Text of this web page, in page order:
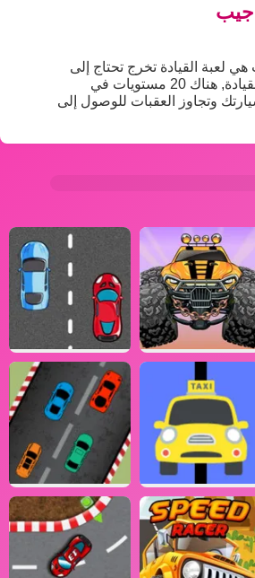
جيب
لعبة القيادة تخرج تحتاج إلى
توازنك ومهارات القيادة, هناك 20 مستويات في
وتجاوز العقبات للوصول إلى